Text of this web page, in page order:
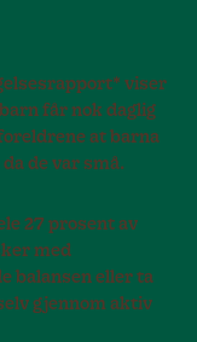
viser
får nok daglig
at barna
de var små.
27 prosent av
med
balansen eller ta
gjennom aktiv